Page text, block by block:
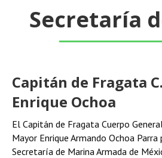
Secretaría
Capitán de Fragata
Enrique Ochoa
El Capitán de Fragata Cuerpo
Mayor Enrique Armando Ochoa
Secretaría de Marina Armada de